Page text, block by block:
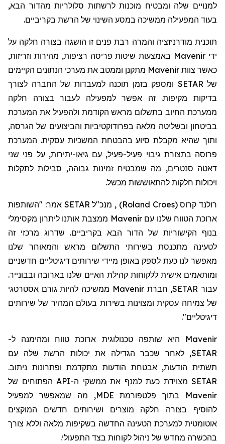
למנויים שלה ומבטיח מוכנות לרשתות סלולריות מהדור הבא,
בעוד המפעילה ממשיכה במסע השינוי של הרשת בקריביים.
תוכנית מודרניזציה והמרה רבת פנים זו הושגה בצורה חלקה על
ידי Mavenir באמצעות שיטות פריסה רציפות, מהירות וזריזות,
כאשר צוות Mavenir מתקנן וממטב את מערכי הנתונים הקיימים
שלSETAR ומספק בזמן תוכנה למעבדות של החברה לצורך
בדיקות מקיפות. זה אפשר למפעילה לעבור בצורה חלקה
ממערכת החיוב בתשלום מראש הקודמת ולהפעיל את המערכת
בביטחון ובשליטה מלאה בפרודוקטיביות והביצועים של הגרסה,
ותוך שהיא מקבלת סיוע בהבטחת המשכיות עסקית. המערכת
פרוסה בתצורת גיבוי פעיל-פעיל, עם גיאו-יתירות, על פני שני
דאטה סנטרים, מה שמבטיח זמינות גבוהה, סבילות לתקלות
ויכולות חלקות להתאוששות מכשל.
רולנד קרוס (Roland Croes
)
, מנכ"ל SETAR אמר: "השותפות
ארוכת הטווח שלנו עם Mavenir ממצבת אותנו ליתרון מקסימלי
בנוף הקישוריות של הדור הבא בקריביים. שדרוג מרכזי זה
לטעינה מתכנסת בשירותי התשלום מראש והמאוחר שלנו
מאפשר לנו כעת לספק באופן מיידי שירותים דיגיטליים חדשניים
ומותאמים אישית ללקוחות קהילת האיים שלנו בארובה ובבונייר.
עבור SETAR,
חברת
Mavenir ממשיכה להיות גורם אסטרטגי
של צמיחה עסקית ומצוינות בשירות בעולם המהיר של שירותים
דיגיטליים".
Mavenir היא שותפה טכנולוגית ארוכת טווח ומהימנה ל-
SETAR, לאחר שכבר הגדילה את יכולות הרשת שלה עם
תשתית הודעות, אבטחת הודעות מתקדמת ופתרונות ניתוב.
SETAR מצוידת כעת למנף את ממשקי ה-API הפתוחים של
Mavenir בתוך פלטפורמת MDE, מה שמאפשר למפעיל
להוסיף בצורה חלקה מוצרים ושירותים חדשים המוקצים
אוטומטית למערכת הטעינה החדשה בשקיפות מלאה וללא צורך
בהכשרה מחדש של ניהול לקוחות בצד התפעולי.